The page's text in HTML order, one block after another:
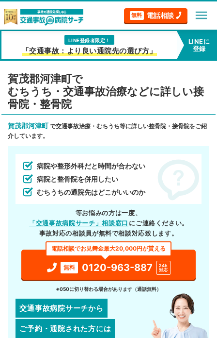
無料 電話相談 menu
LINE登録者限定！
「交通事故：より良い通院先の選び方」
LINEに
登録
賀茂郡河津町で
むちうち・交通事故治療などに詳しい接
骨院・整骨院
賀茂郡河津町で交通事故治療・むちうち等に詳しい整骨院・接骨院をご紹
介しています。
病院や整形外科だと時間が合わない
病院と整骨院を併用したい
むちうちの通院先はどこがいいのか
等お悩みの方は一度、
「交通事故病院サーチ」相談窓口 にご連絡ください。
事故対応の相談員が無料で相談対応致します。
電話相談でお見舞金最大20,000円が貰える
無料 0120-963-887
24h
対応
※050に切り替わる場合があります（通話無料）
交通事故病院サーチから
ご予約・通院された方には